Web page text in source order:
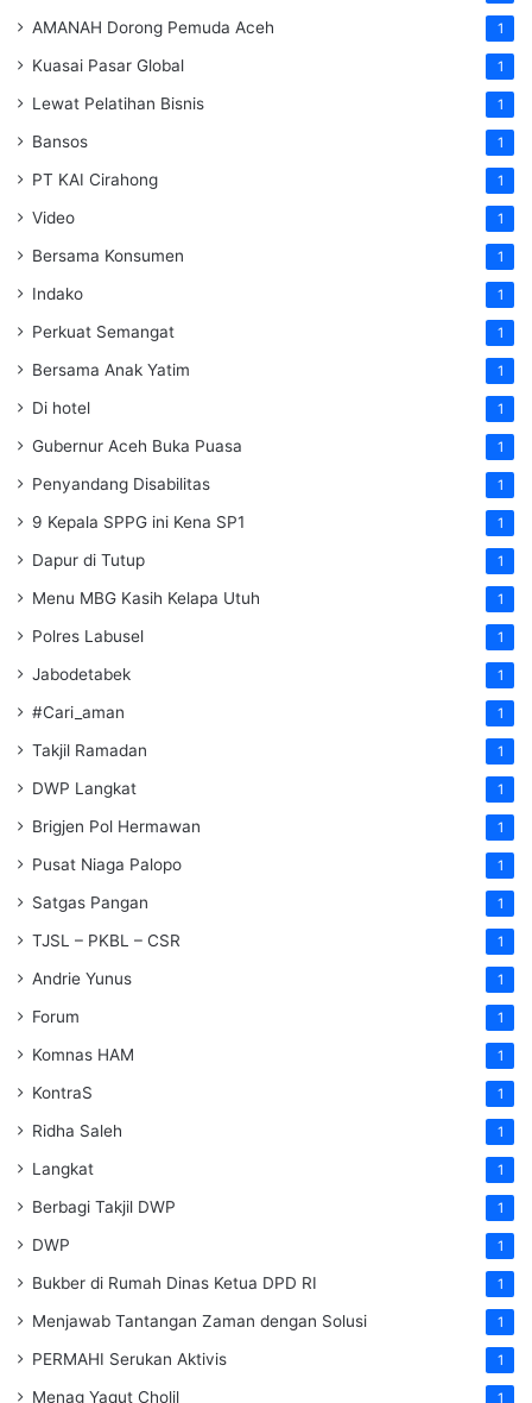
AMANAH Dorong Pemuda Aceh 1
Kuasai Pasar Global 1
Lewat Pelatihan Bisnis 1
Bansos 1
PT KAI Cirahong 1
Video 1
Bersama Konsumen 1
Indako 1
Perkuat Semangat 1
Bersama Anak Yatim 1
Di hotel 1
Gubernur Aceh Buka Puasa 1
Penyandang Disabilitas 1
9 Kepala SPPG ini Kena SP1 1
Dapur di Tutup 1
Menu MBG Kasih Kelapa Utuh 1
Polres Labusel 1
Jabodetabek 1
#Cari_aman 1
Takjil Ramadan 1
DWP Langkat 1
Brigjen Pol Hermawan 1
Pusat Niaga Palopo 1
Satgas Pangan 1
TJSL – PKBL – CSR 1
Andrie Yunus 1
Forum 1
Komnas HAM 1
KontraS 1
Ridha Saleh 1
Langkat 1
Berbagi Takjil DWP 1
DWP 1
Bukber di Rumah Dinas Ketua DPD RI 1
Menjawab Tantangan Zaman dengan Solusi 1
PERMAHI Serukan Aktivis 1
Menag Yaqut Cholil 1